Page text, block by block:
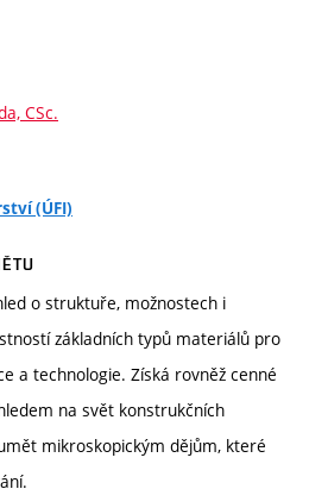
CSc.
(ÚFI)
o struktuře, možnostech i
základních typů materiálů pro
a technologie. Získá rovněž cenné
na svět konstrukčních
mikroskopickým dějům, které